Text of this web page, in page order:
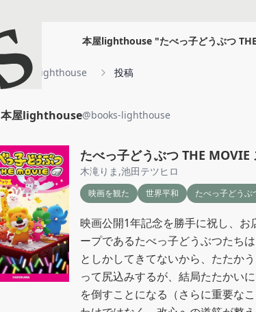
本屋lighthouse "たべっ子どうぶつ
本屋lighthouse 投稿
本屋lighthouse@books-lighthouse
たべっ子どうぶつ THE MOVIE
木滝りま ,池田テツヒロ
映画を観た 世界平和 たべっ子どうぶ
映画公開1年記念を勝手に祝し、
ープであるたべっ子どうぶつたち
としかしてきてないから、たたか
って尻込みするが、結局たたかい
を倒すことになる（さらに重要な